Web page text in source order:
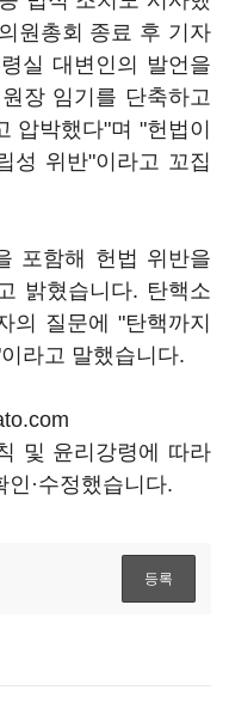
원총회 종료 후 기자
실 대변인의 발언을
장 임기를 단축하고
압박했다"며 "헌법이
성 위반"이라고 꼬집
포함해 헌법 위반을
밝혔습니다. 탄핵소
의 질문에 "탄핵까지
라고 말했습니다.
및 윤리강령에 따라
·수정했습니다.